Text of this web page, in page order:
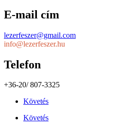
E-mail cím
lezerfeszer@gmail.com
info@lezerfeszer.hu
Telefon
+36-20/ 807-3325
Követés
Követés